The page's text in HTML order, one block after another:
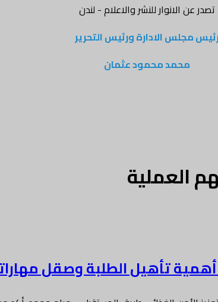
تصدر عن الانوار للنشر والاعلام - لندن
مجلس الادارة ورئيس التحرير
محمد محمود عثمان
العملية
تأهيل الطلبة وصقل